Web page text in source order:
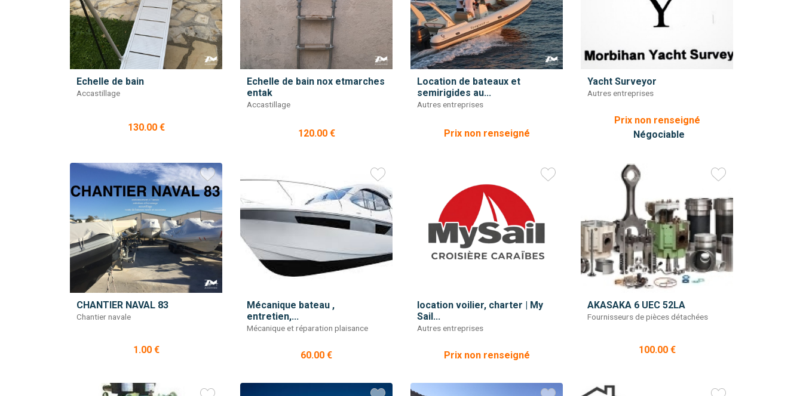
Echelle de bain
Accastillage
130.00 €
Echelle de bain nox etmarches
entak
Accastillage
120.00 €
Location de bateaux et
semirigides au...
Autres entreprises
Prix non renseigné
Yacht Surveyor
Autres entreprises
Prix non renseigné
Négociable
CHANTIER NAVAL 83
Chantier navale
1.00 €
Mécanique bateau ,
entretien,...
Mécanique et réparation plaisance
60.00 €
location voilier, charter | My
Sail...
Autres entreprises
Prix non renseigné
AKASAKA 6 UEC 52LA
Fournisseurs de pièces détachées
100.00 €